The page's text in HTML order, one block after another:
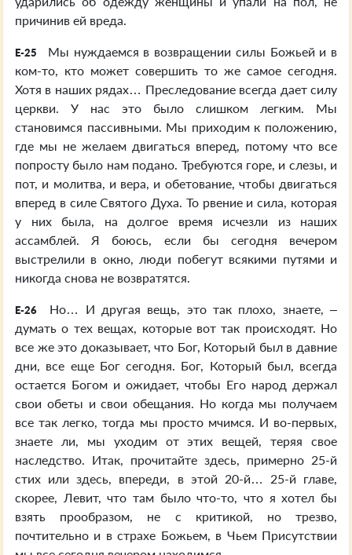
причинив ей вреда.
E-25
Мы нуждаемся в возвращении силы Божьей и в
ком-то, кто может совершить то же самое сегодня.
Хотя в наших рядах… Преследование всегда дает силу
церкви. У нас это было слишком легким. Мы
становимся пассивными. Мы приходим к положению,
где мы не желаем двигаться вперед, потому что все
попросту было нам подано. Требуются горе, и слезы, и
пот, и молитва, и вера, и обетование, чтобы двигаться
вперед в силе Святого Духа. То рвение и сила, которая
у них была, на долгое время исчезли из наших
ассамблей. Я боюсь, если бы сегодня вечером
выстрелили в окно, люди побегут всякими путями и
никогда снова не возвратятся.
E-26
Но… И другая вещь, это так плохо, знаете, –
думать о тех вещах, которые вот так происходят. Но
все же это доказывает, что Бог, Который был в давние
дни, все еще Бог сегодня. Бог, Который был, всегда
остается Богом и ожидает, чтобы Его народ держал
свои обеты и свои обещания. Но когда мы получаем
все так легко, тогда мы просто мчимся. И во-первых,
знаете ли, мы уходим от этих вещей, теряя свое
наследство. Итак, прочитайте здесь, примерно 25-й
стих или здесь, впереди, в этой 20-й… 25-й главе,
скорее, Левит, что там было что-то, что я хотел бы
взять прообразом, не с критикой, но трезво,
почтительно и в страхе Божьем, в Чьем Присутствии